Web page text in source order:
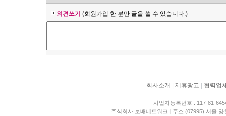
의견쓰기 (회원가입 한 분만 글을 쓸 수 있습니다.)
회사소개 제휴광고 협력업
사업자등록번호 : 117-81-
주식회사 보배네트워크 | 주소 (07995) 서울